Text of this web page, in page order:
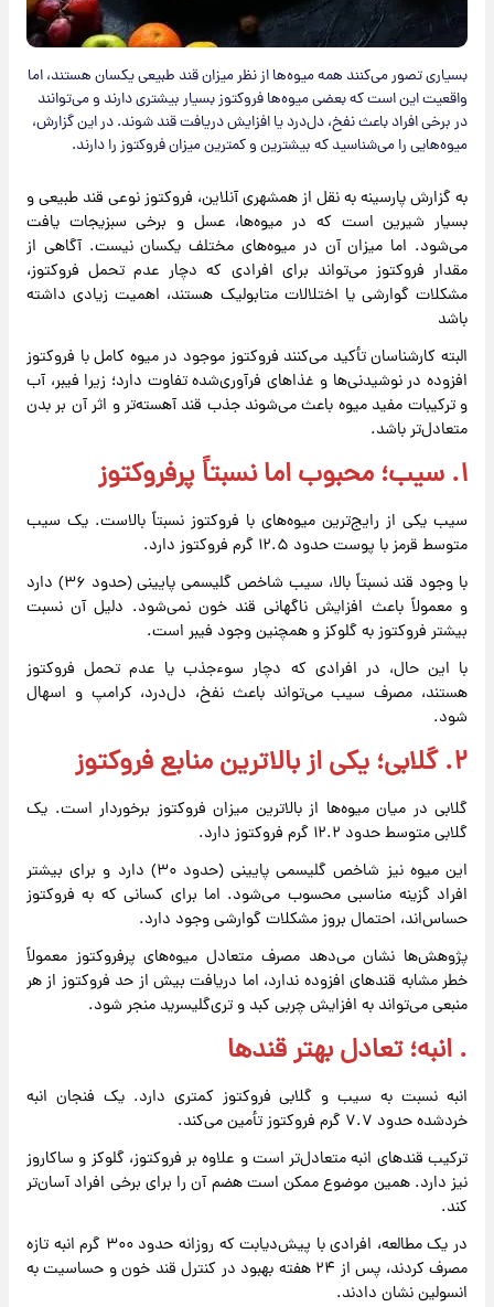
بسیاری تصور می‌کنند همه میوه‌ها از نظر میزان قند طبیعی یکسان هستند، اما
واقعیت این است که بعضی میوه‌ها فروکتوز بسیار بیشتری دارند و می‌توانند
در برخی افراد باعث نفخ، دل‌درد یا افزایش دریافت قند شوند. در این گزارش،
میوه‌هایی را می‌شناسید که بیشترین و کمترین میزان فروکتوز را دارند.
به گزارش پارسینه به نقل از همشهری آنلاین، فروکتوز نوعی قند طبیعی و
بسیار شیرین است که در میوه‌ها، عسل و برخی سبزیجات یافت
می‌شود. اما میزان آن در میوه‌های مختلف یکسان نیست. آگاهی از
مقدار فروکتوز می‌تواند برای افرادی که دچار عدم تحمل فروکتوز،
مشکلات گوارشی یا اختلالات متابولیک هستند، اهمیت زیادی داشته
باشد
البته کارشناسان تأکید می‌کنند فروکتوز موجود در میوه کامل با فروکتوز
افزوده در نوشیدنی‌ها و غذاهای فرآوری‌شده تفاوت دارد؛ زیرا فیبر، آب
و ترکیبات مفید میوه باعث می‌شوند جذب قند آهسته‌تر و اثر آن بر بدن
متعادل‌تر باشد.
۱. سیب؛ محبوب اما نسبتاً پرفروکتوز
سیب یکی از رایج‌ترین میوه‌های با فروکتوز نسبتاً بالاست. یک سیب
متوسط قرمز با پوست حدود ۱۲.۵ گرم فروکتوز دارد.
با وجود قند نسبتاً بالا، سیب شاخص گلیسمی پایینی (حدود ۳۶) دارد
و معمولاً باعث افزایش ناگهانی قند خون نمی‌شود. دلیل آن نسبت
بیشتر فروکتوز به گلوکز و همچنین وجود فیبر است.
با این حال، در افرادی که دچار سوءجذب یا عدم تحمل فروکتوز
هستند، مصرف سیب می‌تواند باعث نفخ، دل‌درد، کرامپ و اسهال
شود.
۲. گلابی؛ یکی از بالاترین منابع فروکتوز
گلابی در میان میوه‌ها از بالاترین میزان فروکتوز برخوردار است. یک
گلابی متوسط حدود ۱۲.۲ گرم فروکتوز دارد.
این میوه نیز شاخص گلیسمی پایینی (حدود ۳۰) دارد و برای بیشتر
افراد گزینه مناسبی محسوب می‌شود. اما برای کسانی که به فروکتوز
حساس‌اند، احتمال بروز مشکلات گوارشی وجود دارد.
پژوهش‌ها نشان می‌دهد مصرف متعادل میوه‌های پرفروکتوز معمولاً
خطر مشابه قندهای افزوده ندارد، اما دریافت بیش از حد فروکتوز از هر
منبعی می‌تواند به افزایش چربی کبد و تری‌گلیسرید منجر شود.
. انبه؛ تعادل بهتر قندها
انبه نسبت به سیب و گلابی فروکتوز کمتری دارد. یک فنجان انبه
خردشده حدود ۷.۷ گرم فروکتوز تأمین می‌کند.
ترکیب قندهای انبه متعادل‌تر است و علاوه بر فروکتوز، گلوکز و ساکاروز
نیز دارد. همین موضوع ممکن است هضم آن را برای برخی افراد آسان‌تر
کند.
در یک مطالعه، افرادی با پیش‌دیابت که روزانه حدود ۳۰۰ گرم انبه تازه
مصرف کردند، پس از ۲۴ هفته بهبود در کنترل قند خون و حساسیت به
انسولین نشان دادند.